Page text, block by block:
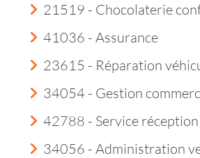
21519 - Chocolaterie
41036 - Assurance
23615 - Réparation
34054 - Gestion
42788 - Service réception
34056 - Administration